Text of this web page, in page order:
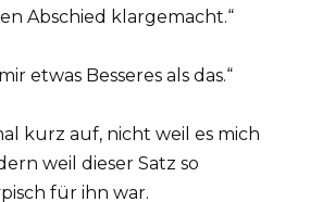
Abschied klargemacht.“
etwas Besseres als das.“
kurz auf, nicht weil es mich
weil dieser Satz so
für ihn war.